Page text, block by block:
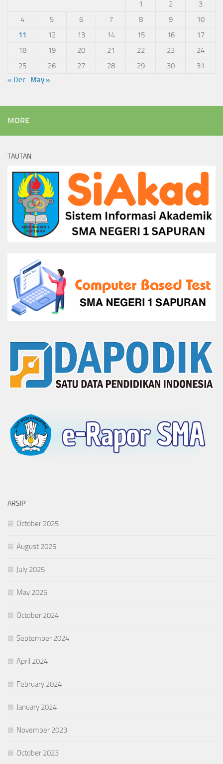
1 2
3
4
5 6 7 8 9
10
11
12 13 14 15 16
17
18
19 20 21 22 23
24
25
26 27 28 29 30
31
« Dec
May »
MORE
TAUTAN
ARSIP
October 2025
August 2025
July 2025
May 2025
October 2024
September 2024
April 2024
February 2024
January 2024
November 2023
October 2023